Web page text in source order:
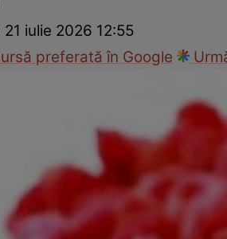
21 iulie 2026 12:55
preferată în Google